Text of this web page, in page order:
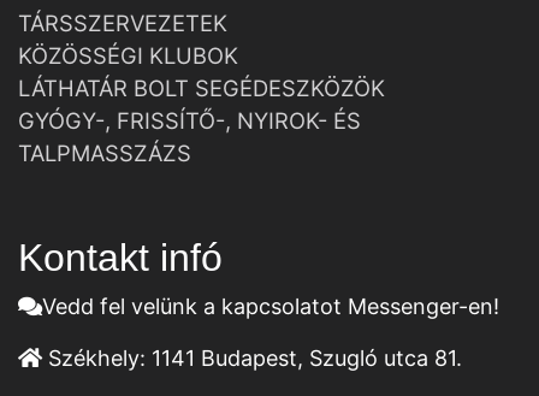
TÁRSSZERVEZETEK
KÖZÖSSÉGI KLUBOK
LÁTHATÁR BOLT SEGÉDESZKÖZÖK
GYÓGY-, FRISSÍTŐ-, NYIROK- ÉS
TALPMASSZÁZS
Kontakt infó
Vedd fel velünk a kapcsolatot Messenger-en!
Székhely: 1141 Budapest, Szugló utca 81.